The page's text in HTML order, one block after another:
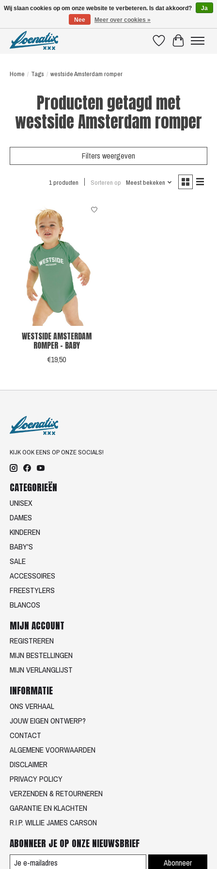
VerlanglijstWinkelwagen
Home / Tags / westside Amsterdam romper
Producten getagd met
westside Amsterdam romper
Filters weergeven
1 producten Sorteren op Meest bekeken
WESTSIDE AMSTERDAM
ROMPER - BABY
€19,50
KIJK OOK EENS OP ONZE SOCIALS!
CATEGORIEËN
UNISEX
DAMES
KINDEREN
BABY'S
SALE
ACCESSOIRES
FREESTYLERS
BLANCOS
MIJN ACCOUNT
REGISTREREN
MIJN BESTELLINGEN
MIJN VERLANGLIJST
INFORMATIE
ONS VERHAAL
JOUW EIGEN ONTWERP?
CONTACT
ALGEMENE VOORWAARDEN
DISCLAIMER
PRIVACY POLICY
VERZENDEN & RETOURNEREN
GARANTIE EN KLACHTEN
R.I.P. WILLIE JAMES CARSON
ABONNEER JE OP ONZE NIEUWSBRIEF
Abonneer
Wij slaan cookies op om onze website te verbeteren. Is dat akkoord?
Ja
Nee
Meer over cookies »